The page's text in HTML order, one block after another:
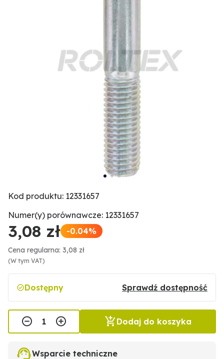
Kod produktu: 12331657
Numer(y) porównawcze: 12331657
3,08 zł -0.04%
Cena regularna: 3,08 zł
(W tym VAT)
Dostępny Sprawdź dostępność
Dodaj do koszyka
Wsparcie techniczne